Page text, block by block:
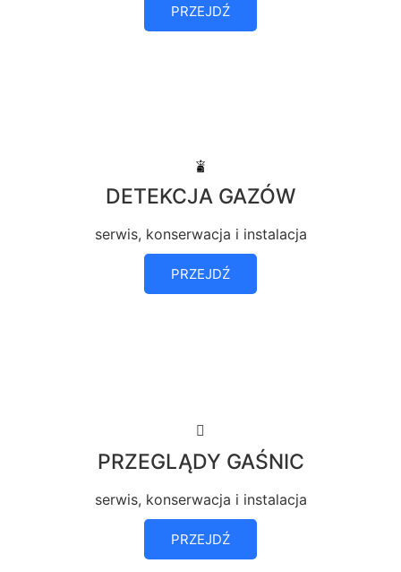
PRZEJDŹ
DETEKCJA GAZÓW
serwis, konserwacja i instalacja
PRZEJDŹ
PRZEGLĄDY GAŚNIC
serwis, konserwacja i instalacja
PRZEJDŹ